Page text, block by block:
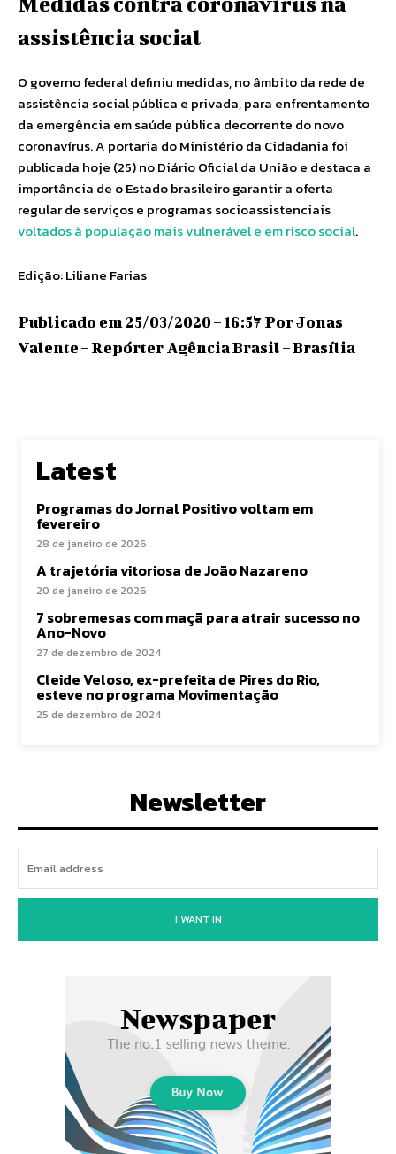
assistência social
O governo federal definiu medidas, no âmbito da rede de
assistência social pública e privada, para enfrentamento
da emergência em saúde pública decorrente do novo
coronavírus. A portaria do Ministério da Cidadania foi
publicada hoje (25) no Diário Oficial da União e destaca a
importância de o Estado brasileiro garantir a oferta
regular de serviços e programas socioassistenciais
voltados à população mais vulnerável e em risco social.
Edição: Liliane Farias
Publicado em 25/03/2020 – 16:57 Por Jonas
Valente – Repórter Agência Brasil – Brasília
Latest
Programas do Jornal Positivo voltam em
fevereiro
28 de janeiro de 2026
A trajetória vitoriosa de João Nazareno
20 de janeiro de 2026
7 sobremesas com maçã para atrair sucesso no
Ano-Novo
27 de dezembro de 2024
Cleide Veloso, ex-prefeita de Pires do Rio,
esteve no programa Movimentação
25 de dezembro de 2024
Newsletter
I WANT IN